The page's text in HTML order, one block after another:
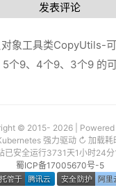
发表评论
象工具类CopyUtils-
5个9、4个9、3个9 的
© 2015- 2026 | Powered
强力驱动 ↻ 加载耗
已安全运行3731天1小时24分
蜀ICP备17005670号-5